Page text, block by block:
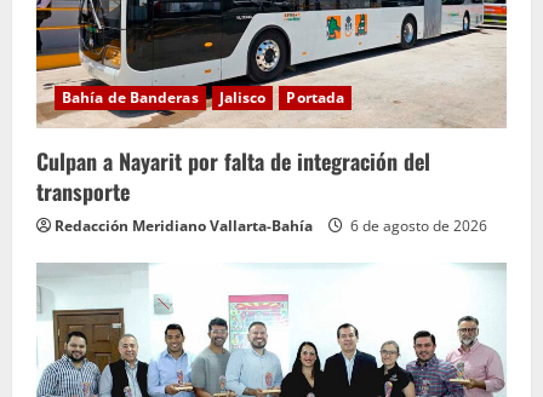
n
d
o
Bahía de Banderas Jalisco Portada
Culpan a Nayarit por falta de integración del
transporte
Redacción Meridiano Vallarta-Bahía 6 de agosto de 2026